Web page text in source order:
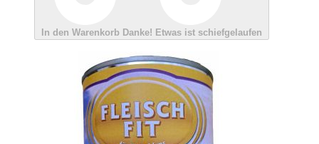
In den Warenkorb Danke! Etwas ist schiefgelaufen